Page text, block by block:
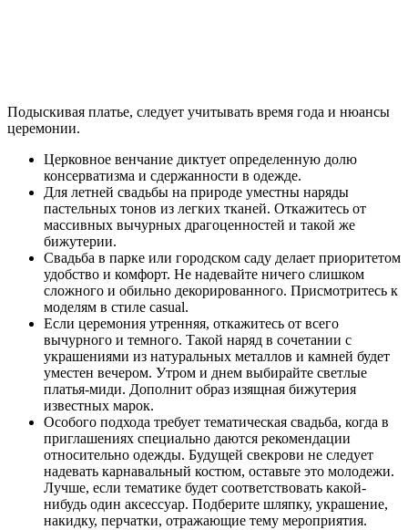
Подыскивая платье, следует учитывать время года и нюансы
церемонии.
Церковное венчание диктует определенную долю
консерватизма и сдержанности в одежде.
Для летней свадьбы на природе уместны наряды
пастельных тонов из легких тканей. Откажитесь от
массивных вычурных драгоценностей и такой же
бижутерии.
Свадьба в парке или городском саду делает приоритетом
удобство и комфорт. Не надевайте ничего слишком
сложного и обильно декорированного. Присмотритесь к
моделям в стиле casual.
Если церемония утренняя, откажитесь от всего
вычурного и темного. Такой наряд в сочетании с
украшениями из натуральных металлов и камней будет
уместен вечером. Утром и днем выбирайте светлые
платья-миди. Дополнит образ изящная бижутерия
известных марок.
Особого подхода требует тематическая свадьба, когда в
приглашениях специально даются рекомендации
относительно одежды. Будущей свекрови не следует
надевать карнавальный костюм, оставьте это молодежи.
Лучше, если тематике будет соответствовать какой-
нибудь один аксессуар. Подберите шляпку, украшение,
накидку, перчатки, отражающие тему мероприятия.